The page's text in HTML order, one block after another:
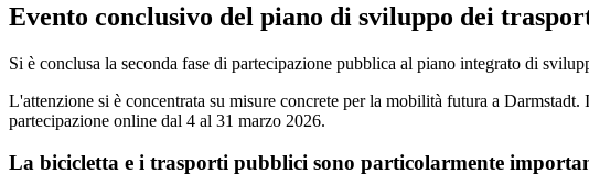
Evento conclusivo del piano di sviluppo dei
Si è conclusa la seconda fase di partecipazione pubblica al piano integrato di
L'attenzione si è concentrata su misure concrete per la mobilità futura a
partecipazione online dal 4 al 31 marzo 2026.
La bicicletta e i trasporti pubblici sono particolarmente